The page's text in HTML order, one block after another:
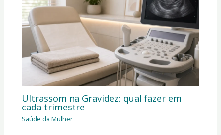
Ultrassom na Gravidez: qual fazer em
cada trimestre
Saúde da Mulher